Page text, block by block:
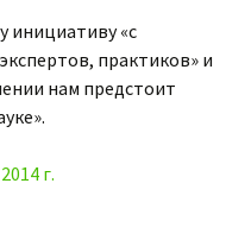
инициативу «с
практиков» и
нам предстоит
г.